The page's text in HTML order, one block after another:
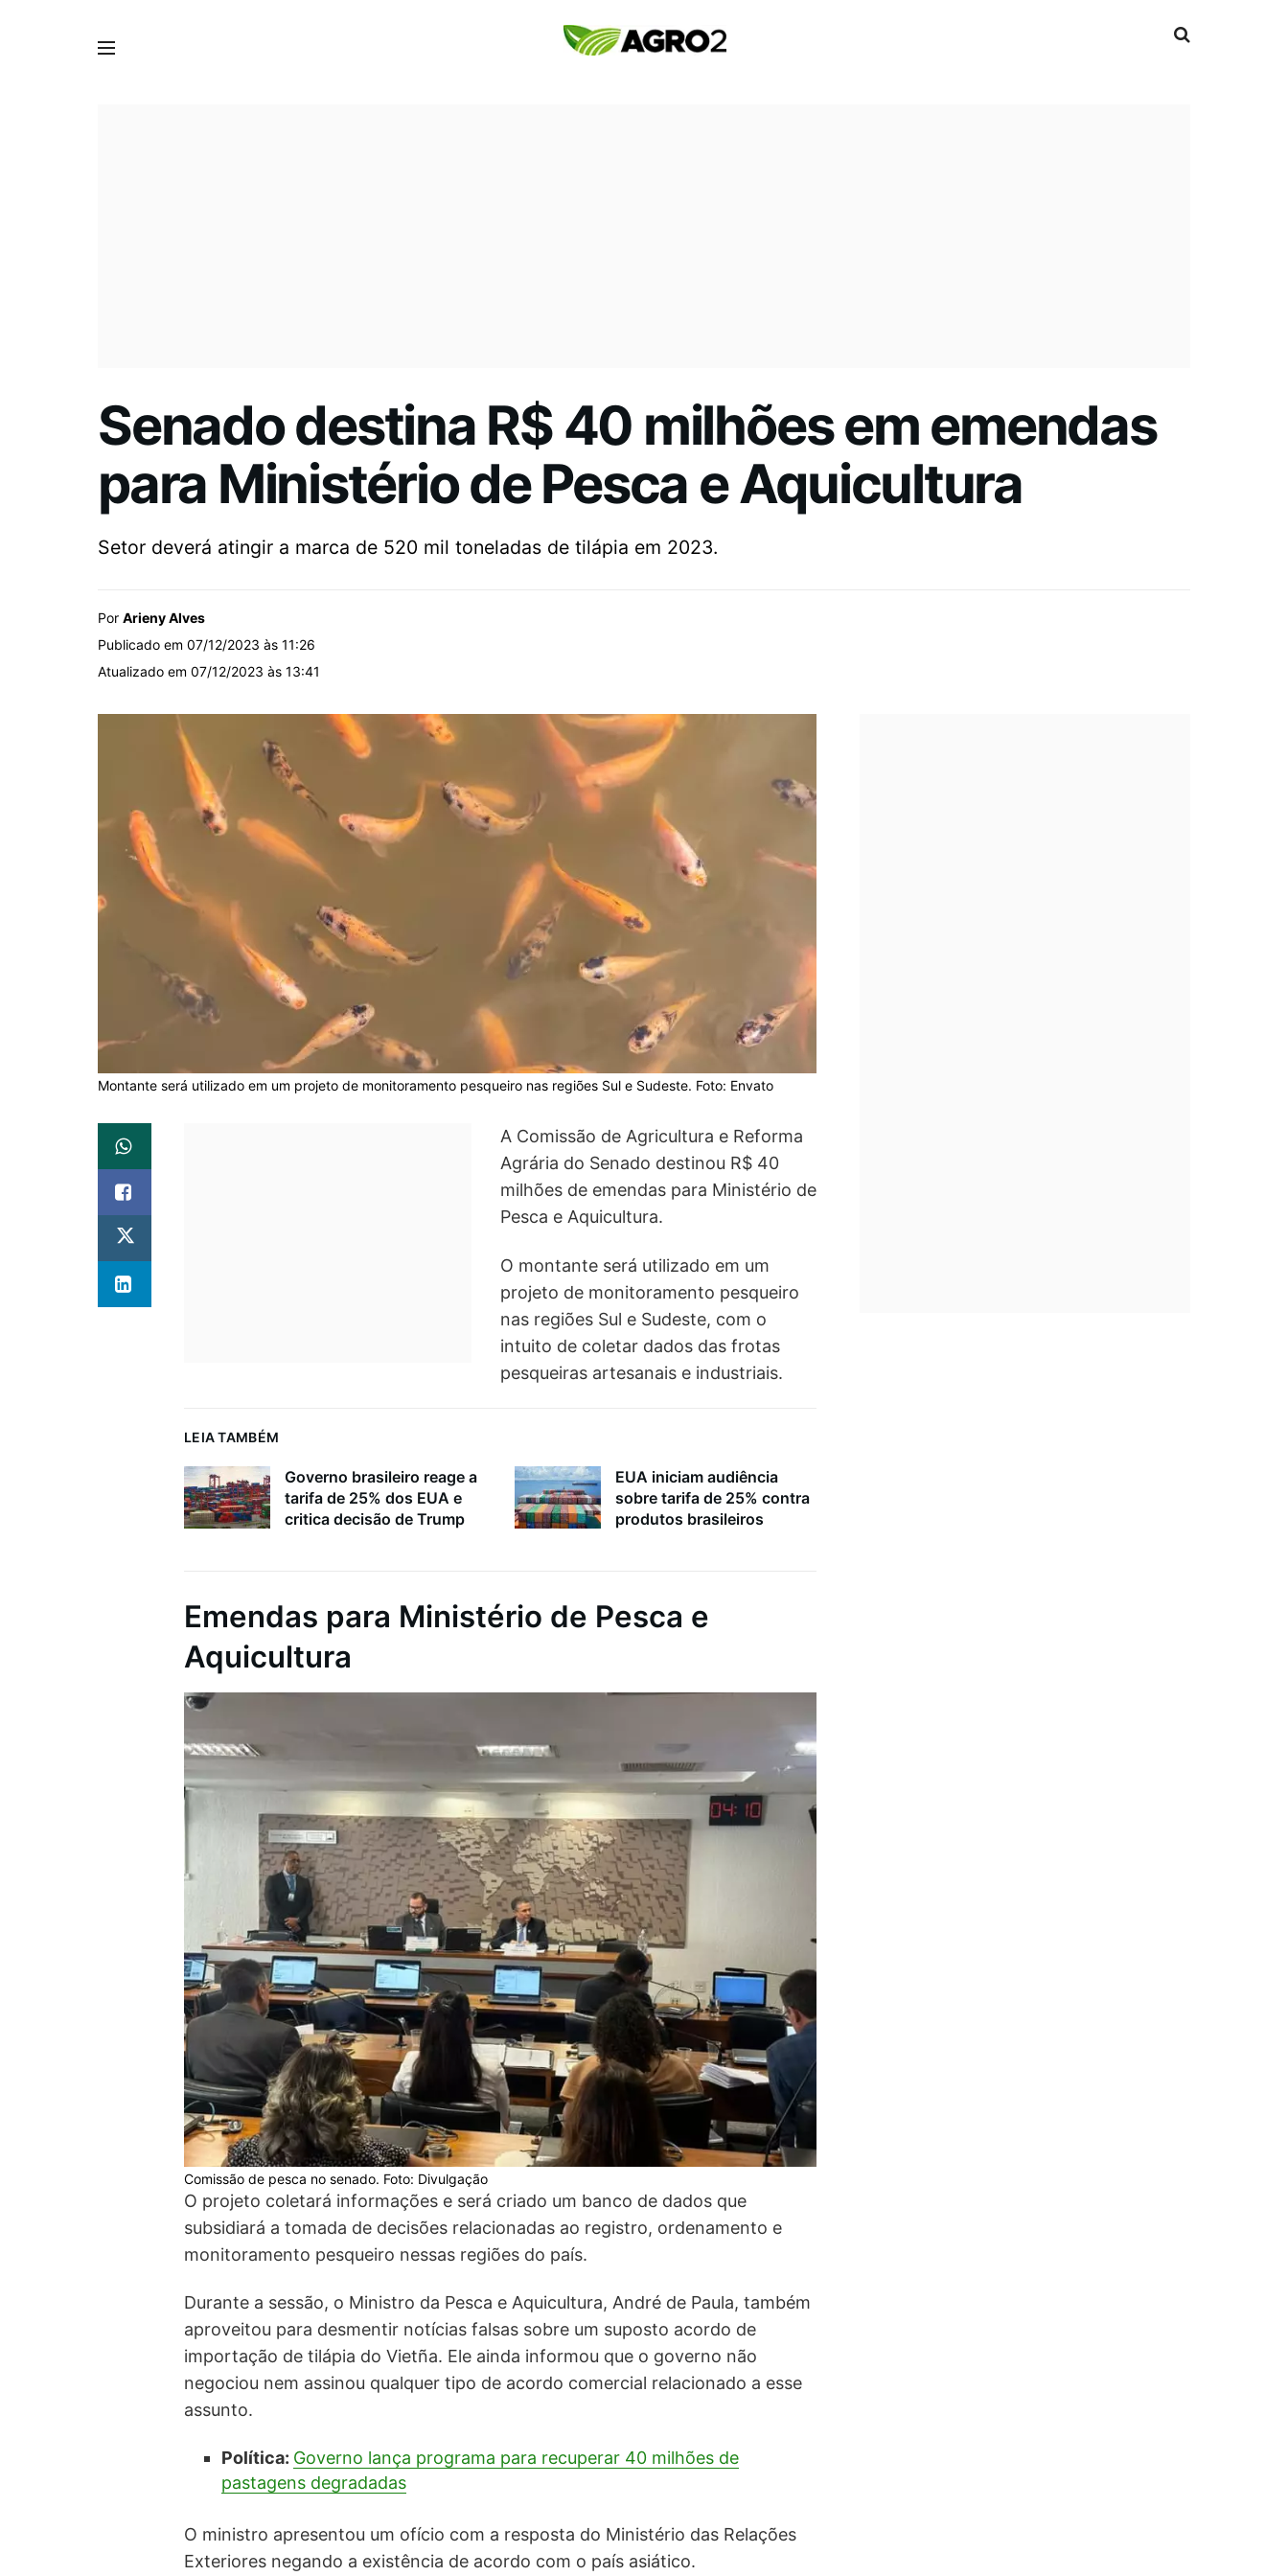
Senado destina R$ 40 milhões em emendas
para Ministério de Pesca e Aquicultura
Setor deverá atingir a marca de 520 mil toneladas de tilápia em 2023.
Por Arieny Alves
Publicado em 07/12/2023 às 11:26
Atualizado em 07/12/2023 às 13:41
Montante será utilizado em um projeto de monitoramento pesqueiro nas regiões Sul e Sudeste. Foto: Envato
A Comissão de Agricultura e Reforma
Agrária do Senado destinou R$ 40
milhões de emendas para Ministério de
Pesca e Aquicultura.
O montante será utilizado em um
projeto de monitoramento pesqueiro
nas regiões Sul e Sudeste, com o
intuito de coletar dados das frotas
pesqueiras artesanais e industriais.
LEIA TAMBÉM
Governo brasileiro reage a
tarifa de 25% dos EUA e
critica decisão de Trump
EUA iniciam audiência
sobre tarifa de 25% contra
produtos brasileiros
Emendas para Ministério de Pesca e
Aquicultura
Comissão de pesca no senado. Foto: Divulgação
O projeto coletará informações e será criado um banco de dados que
subsidiará a tomada de decisões relacionadas ao registro, ordenamento e
monitoramento pesqueiro nessas regiões do país.
Durante a sessão, o Ministro da Pesca e Aquicultura, André de Paula, também
aproveitou para desmentir notícias falsas sobre um suposto acordo de
importação de tilápia do Vietña. Ele ainda informou que o governo não
negociou nem assinou qualquer tipo de acordo comercial relacionado a esse
assunto.
Política: Governo lança programa para recuperar 40 milhões de
pastagens degradadas
O ministro apresentou um ofício com a resposta do Ministério das Relações
Exteriores negando a existência de acordo com o país asiático.